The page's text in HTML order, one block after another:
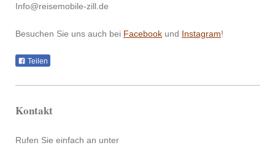
Info@reisemobile-zill.de
Besuchen Sie uns auch bei Facebook und Instagram!
Teilen
Kontakt
Rufen Sie einfach an unter